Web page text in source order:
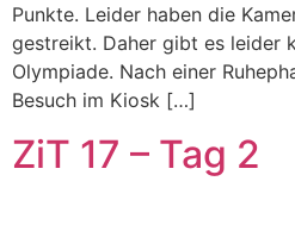
Punkte. Leider haben die
gestreikt. Daher gibt es leider
Olympiade. Nach einer
Besuch im Kiosk […]
ZiT 17 – Tag 2